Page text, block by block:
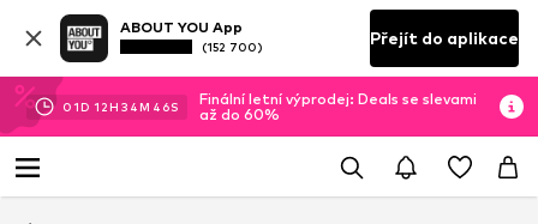
ABOUT YOU App
(152 700) Přejít do aplikace
01D 12H 34M 45S
Finální letní výprodej: Deals se slevami
až do 60%